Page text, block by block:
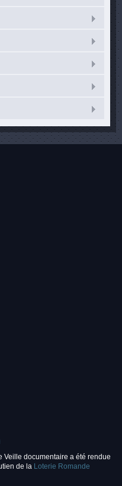
Veille documentaire a été rendue
de la Loterie Romande